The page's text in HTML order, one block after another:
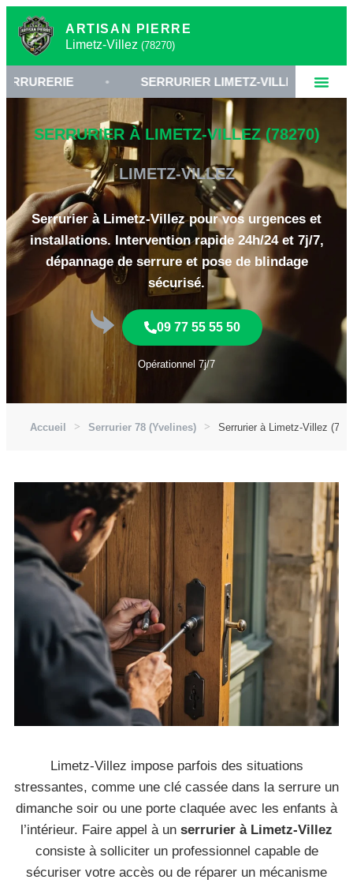
ARTISAN PIERRE
Limetz-Villez (78270)
• SERRURIER LIMETZ-VILLEZ •
SERRURIER À LIMETZ-VILLEZ (78270)
LIMETZ-VILLEZ
Serrurier à Limetz-Villez pour vos urgences et
installations. Intervention rapide 24h/24 et 7j/7,
dépannage de serrure et pose de blindage
sécurisé.
09 77 55 55 50
Opérationnel 7j/7
Accueil Serrurier 78 (Yvelines) Serrurier à Limetz-Villez
Limetz-Villez impose parfois des situations
stressantes, comme une clé cassée dans la serrure un
dimanche soir ou une porte claquée avec les enfants à
l’intérieur. Faire appel à un serrurier à Limetz-Villez
consiste à solliciter un professionnel capable de
sécuriser votre accès ou de réparer un mécanisme